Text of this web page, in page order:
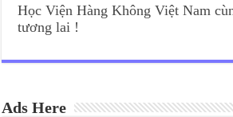
Học Viện Hàng Không Việt Nam
tương lai !
Ads Here